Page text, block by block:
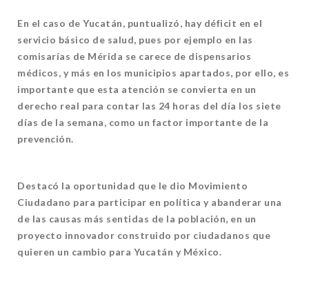
En el caso de Yucatán, puntualizó, hay déficit en el
servicio básico de salud, pues por ejemplo en las
comisarías de Mérida se carece de dispensarios
médicos, y más en los municipios apartados, por ello, es
importante que esta atención se convierta en un
derecho real para contar las 24 horas del día los siete
días de la semana, como un factor importante de la
prevención.
Destacó la oportunidad que le dio Movimiento
Ciudadano para participar en política y abanderar una
de las causas más sentidas de la población, en un
proyecto innovador construido por ciudadanos que
quieren un cambio para Yucatán y México.